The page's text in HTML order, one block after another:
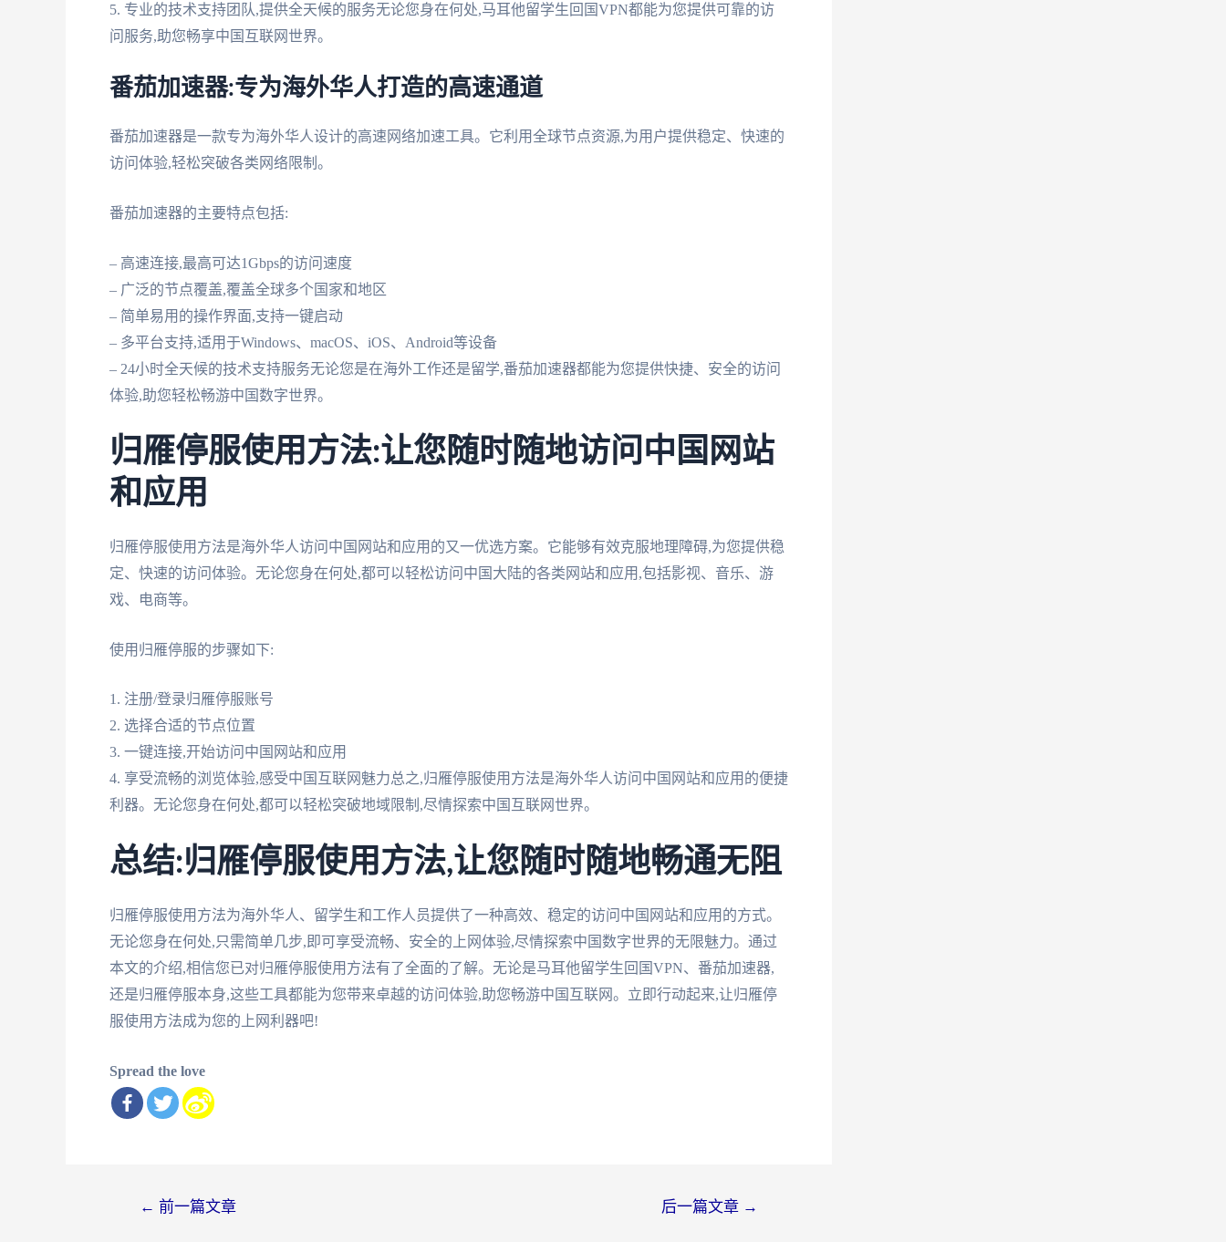
5. 专业的技术支持团队,提供全天候的服务无论您身在何处,马耳他留学生回国VPN都能为您提供可靠的访
问服务,助您畅享中国互联网世界。
番茄加速器:专为海外华人打造的高速通道
番茄加速器是一款专为海外华人设计的高速网络加速工具。它利用全球节点资源,为用户提供稳定、快速的
访问体验,轻松突破各类网络限制。
番茄加速器的主要特点包括:
– 高速连接,最高可达1Gbps的访问速度
– 广泛的节点覆盖,覆盖全球多个国家和地区
– 简单易用的操作界面,支持一键启动
– 多平台支持,适用于Windows、macOS、iOS、Android等设备
– 24小时全天候的技术支持服务无论您是在海外工作还是留学,番茄加速器都能为您提供快捷、安全的访问
体验,助您轻松畅游中国数字世界。
归雁停服使用方法:让您随时随地访问中国网站
和应用
归雁停服使用方法是海外华人访问中国网站和应用的又一优选方案。它能够有效克服地理障碍,为您提供稳
定、快速的访问体验。无论您身在何处,都可以轻松访问中国大陆的各类网站和应用,包括影视、音乐、游
戏、电商等。
使用归雁停服的步骤如下:
1. 注册/登录归雁停服账号
2. 选择合适的节点位置
3. 一键连接,开始访问中国网站和应用
4. 享受流畅的浏览体验,感受中国互联网魅力总之,归雁停服使用方法是海外华人访问中国网站和应用的便捷
利器。无论您身在何处,都可以轻松突破地域限制,尽情探索中国互联网世界。
总结:归雁停服使用方法,让您随时随地畅通无阻
归雁停服使用方法为海外华人、留学生和工作人员提供了一种高效、稳定的访问中国网站和应用的方式。
无论您身在何处,只需简单几步,即可享受流畅、安全的上网体验,尽情探索中国数字世界的无限魅力。通过
本文的介绍,相信您已对归雁停服使用方法有了全面的了解。无论是马耳他留学生回国VPN、番茄加速器,
还是归雁停服本身,这些工具都能为您带来卓越的访问体验,助您畅游中国互联网。立即行动起来,让归雁停
服使用方法成为您的上网利器吧!
Spread the love
← 前一篇文章 后一篇文章 →